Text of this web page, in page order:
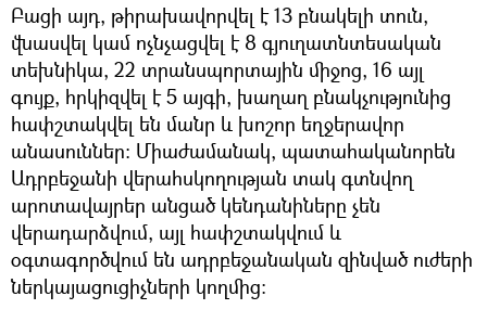
Բացի այդ, թիրախավորվել է 13 բնակելի տուն,
վնասվել կամ ոչնչացվել է 8 գյուղատնտեսական
տեխնիկա, 22 տրանսպորտային միջոց, 16 այլ
գույք, հրկիզվել է 5 այգի, խաղաղ բնակչությունից
հափշտակվել են մանր և խոշոր եղջերավոր
անասուններ։ Միաժամանակ, պատահականորեն
Ադրբեջանի վերահսկողության տակ գտնվող
արոտավայրեր անցած կենդանիները չեն
վերադարձվում, այլ հափշտակվում և
օգտագործվում են ադրբեջանական զինված ուժերի
ներկայացուցիչների կողմից։